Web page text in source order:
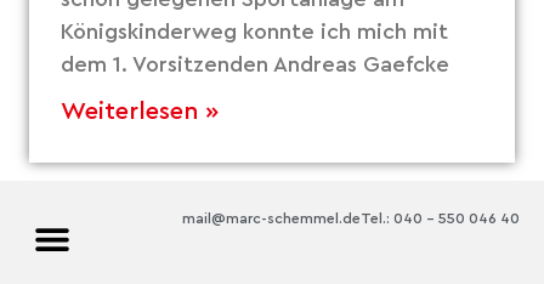
Königskinderweg konnte ich mich mit
dem 1. Vorsitzenden Andreas Gaefcke
Weiterlesen »
Tel.: 040 – 550 046 40
mail@marc-schemmel.de